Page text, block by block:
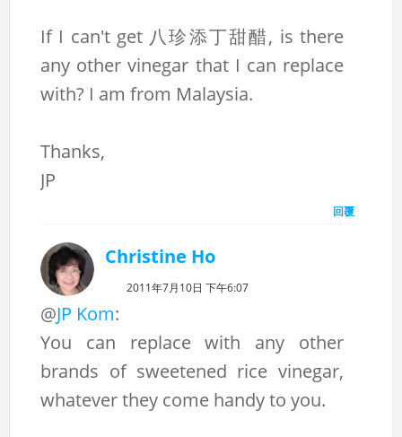
If I can't get 八珍添丁甜醋, is there
any other vinegar that I can replace
with? I am from Malaysia.
Thanks,
JP
回覆
Christine Ho
2011年7月10日 下午6:07
@JP Kom:
You can replace with any other
brands of sweetened rice vinegar,
whatever they come handy to you.